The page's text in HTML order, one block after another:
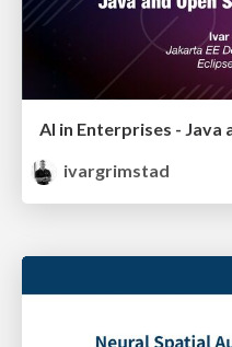
ivargrimstad